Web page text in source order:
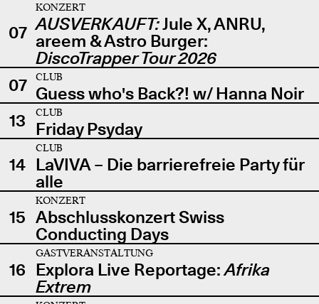
07
KONZERT
AUSVERKAUFT:Jule X, ANRU,
areem & Astro Burger:
DiscoTrapper Tour 2026
07
CLUB
Guess who's Back?! w/ Hanna Noir
13
CLUB
Friday Psyday
14
CLUB
LaVIVA – Die barrierefreie Party für
alle
15
KONZERT
Abschlusskonzert Swiss
Conducting Days
16
GASTVERANSTALTUNG
Explora Live Reportage:Afrika
Extrem